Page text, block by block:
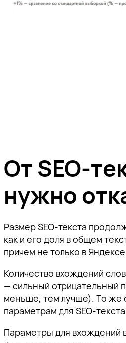
От SEO-
нужно
Размер SEO-текста
как и его доля в общем
причем не только в
Количество вхождений
— сильный отрицательный
меньше, тем лучше). То же
параметрам для SEO-текста.
Параметры для вхождений